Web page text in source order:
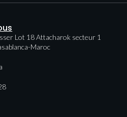
Lot 18 Attacharok secteur 1
Maroc